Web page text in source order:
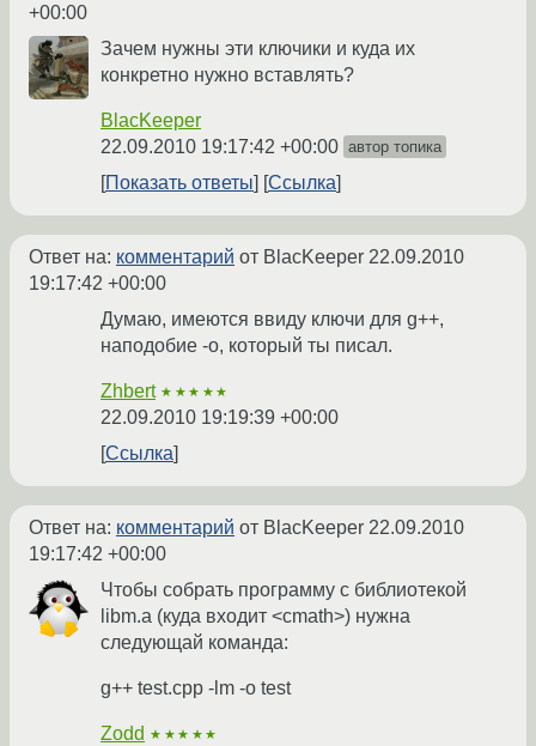
+00:00
Зачем нужны эти ключики и куда их
конкретно нужно вставлять?
BlacKeeper
22.09.2010 19:17:42 +00:00 автор топика
Показать ответы Ссылка
Ответ на: комментарий от BlacKeeper 22.09.2010
19:17:42 +00:00
Думаю, имеются ввиду ключи для g++,
наподобие -o, который ты писал.
Zhbert ★★★★★
22.09.2010 19:19:39 +00:00
Ссылка
Ответ на: комментарий от BlacKeeper 22.09.2010
19:17:42 +00:00
Чтобы собрать программу с библиотекой
libm.a (куда входит <cmath>) нужна
следующай команда:
g++ test.cpp -lm -o test
Zodd ★★★★★